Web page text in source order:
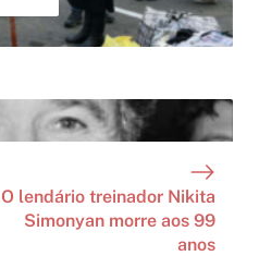
O lendário treinador Nikita
Simonyan morre aos 99
anos​